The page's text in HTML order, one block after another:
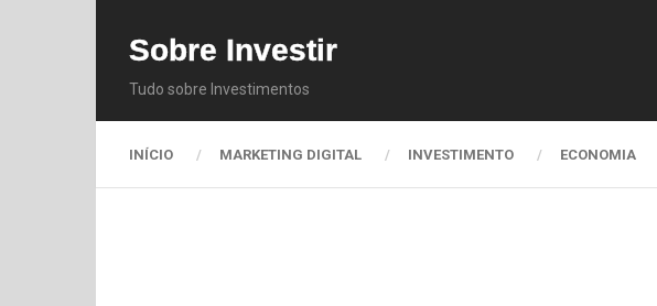
Sobre Investir
Tudo sobre Investimentos
INÍCIO MARKETING DIGITAL INVESTIMENTO ECONOMIA